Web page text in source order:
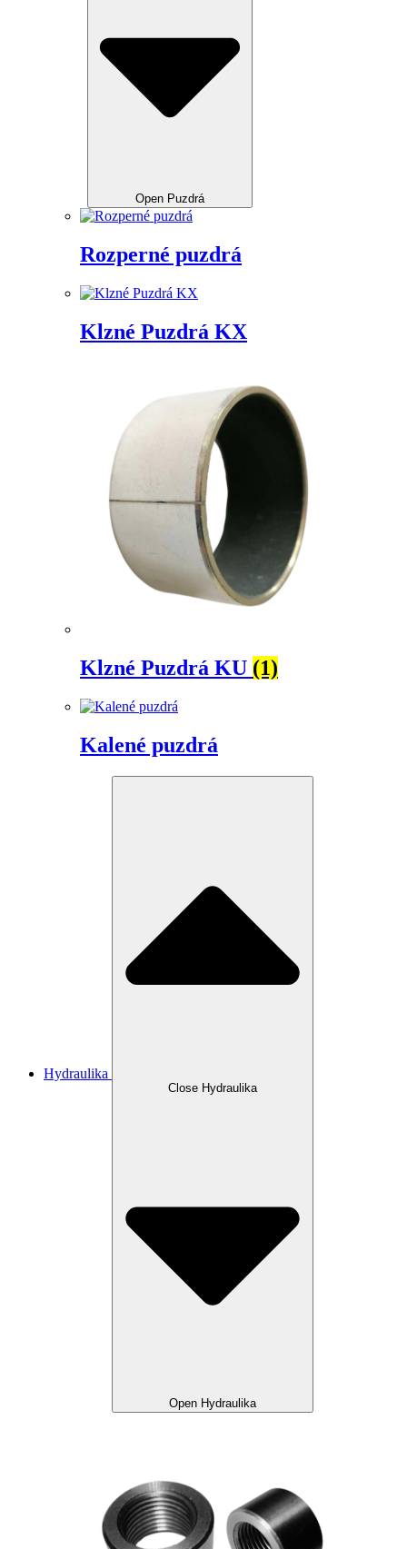
Open Puzdrá
Rozperné puzdrá
Klzné Puzdrá KX
Klzné Puzdrá KU (1)
Kalené puzdrá
Hydraulika
Close Hydraulika
Open Hydraulika